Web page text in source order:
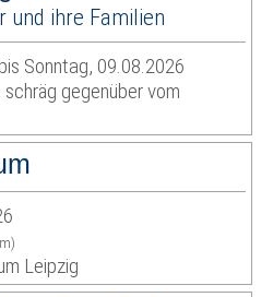
und ihre Familien
Sonntag, 09.08.2026
gegenüber vom
Leipzig